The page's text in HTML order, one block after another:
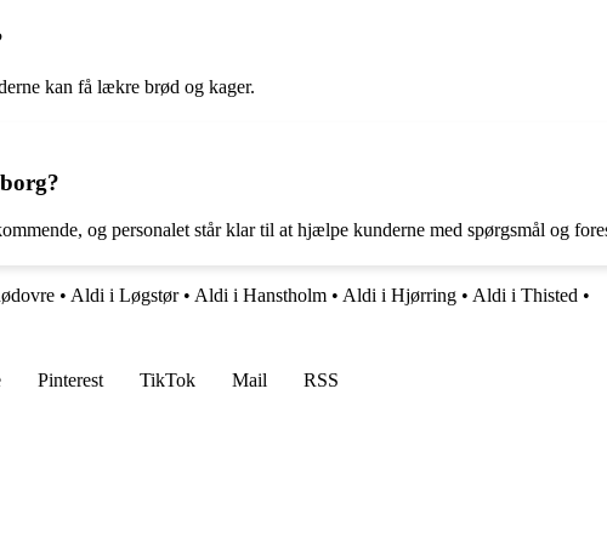
kan få lækre brød og kager.
og personalet står klar til at hjælpe kunderne med spørgsmål og
• Aldi i Løgstør• Aldi i Hanstholm • Aldi i Hjørring • Aldi i Thisted •
Pinterest TikTok Mail
RSS